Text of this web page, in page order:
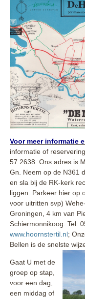
Voor meer informatie
informatie of
57 2638. Ons adres is
Gn. Neem op de N361
en sla bij de RK-kerk
liggen. Parkeer hier op
voor uitritten svp)
Groningen, 4 km van
Schiermonnikoog. Tel:
www.hoornstertil.nl;
Bellen is de snelste
Gaat U met de
groep op stap,
voor een dag,
een middag of